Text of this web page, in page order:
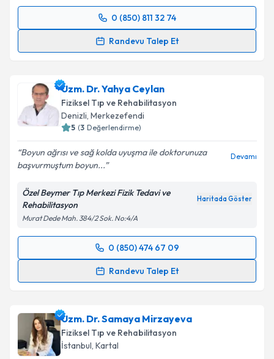
Metni'ni okudum ve kişisel verilerimin belirtilen
kapsamda işlenmesini kabul ediyorum.
Takvim Talebini Gönder
0 (850) 811 32 74
Randevu Talep Et
Randevu Takvimi Talebi
takvim hazırlandığında e-posta ile bilgilendireceğiz.
E-posta Adresiniz
Kişisel verilerimin işlenmesine ilişkin
kapsamda işlenmesini kabul ediyorum.
Takvim Talebini Gönder
Uzm. Dr. Yahya Ceylan
Fiziksel Tıp ve Rehabilitasyon
Denizli, Merkezefendi
5 (3 Değerlendirme)
Boyun ağrısı ve sağ kolda uyuşma ile doktorunuza
başvurmuştum boyun...
Devamı
Özel Beymer Tıp Merkezi Fizik Tedavi ve
Rehabilitasyon
Haritada Göster
Murat Dede Mah. 384/2 Sok. No:4/A
0 (850) 474 67 09
Randevu Talep Et
Randevu Takvimi Talebi
takvim hazırlandığında e-posta ile bilgilendireceğiz.
E-posta Adresiniz
Uzm. Dr. Samaya Mirzayeva
Fiziksel Tıp ve Rehabilitasyon
İstanbul, Kartal